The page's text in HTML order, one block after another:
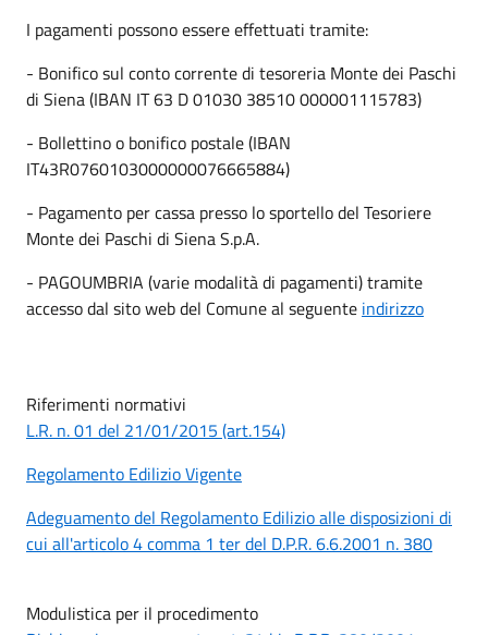
I pagamenti possono essere effettuati tramite:
- Bonifico sul conto corrente di tesoreria Monte dei Paschi
di Siena (IBAN IT 63 D 01030 38510 000001115783)
- Bollettino o bonifico postale (IBAN
IT43R0760103000000076665884)
- Pagamento per cassa presso lo sportello del Tesoriere
Monte dei Paschi di Siena S.p.A.
- PAGOUMBRIA (varie modalità di pagamenti) tramite
accesso dal sito web del Comune al seguente indirizzo
Riferimenti normativi
L.R. n. 01 del 21/01/2015 (art.154)
Regolamento Edilizio Vigente
Adeguamento del Regolamento Edilizio alle disposizioni di
cui all'articolo 4 comma 1 ter del D.P.R. 6.6.2001 n. 380
Modulistica per il procedimento